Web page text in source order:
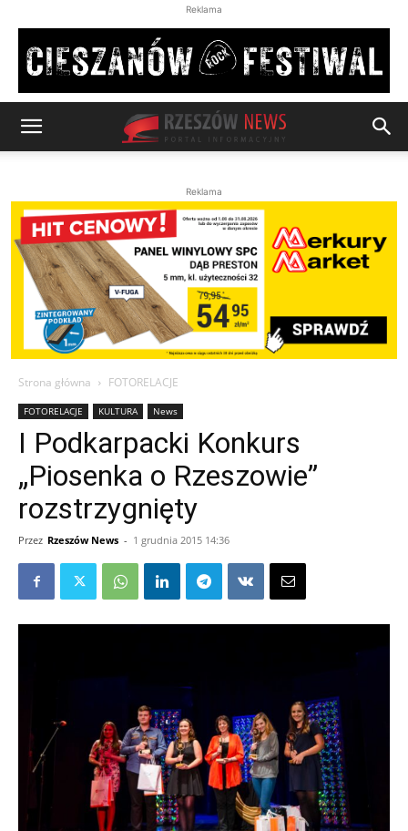
Reklama
Reklama
Strona główna FOTORELACJE
FOTORELACJE KULTURA News
I Podkarpacki Konkurs
„Piosenka o Rzeszowie”
rozstrzygnięty
Przez Rzeszów News - 1 grudnia 2015 14:36